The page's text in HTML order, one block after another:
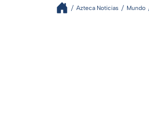
Azteca Noticias Mundo